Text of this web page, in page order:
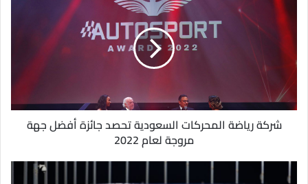
إ
ل
ر
شركة رياضة المحركات السعودية تحصد جائزة أفضل جهة
مروجة لعام 2022